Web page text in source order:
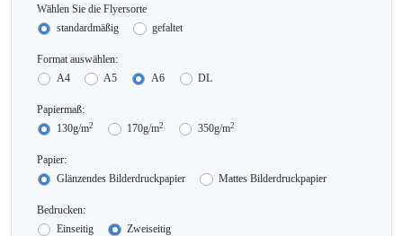
Wählen Sie die Flyersorte
standardmäßig
gefaltet
Format auswählen:
A4
A5 A6 DL
Papiermaß:
130g/m2 170g/m2 350g/m2
Papier:
Glänzendes Bilderdruckpapier
Mattes Bilderdruckpapier
Bedrucken:
Einseitig
Zweiseitig